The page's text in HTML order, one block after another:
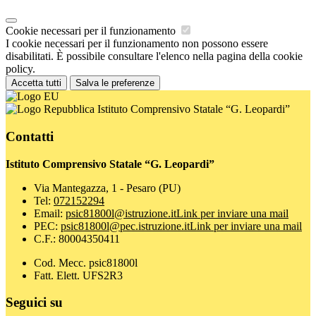
Cookie necessari per il funzionamento
I cookie necessari per il funzionamento non possono essere
disabilitati. È possibile consultare l'elenco nella pagina della cookie
policy.
Accetta tutti Salva le preferenze
Istituto Comprensivo Statale “G. Leopardi”
Contatti
Istituto Comprensivo Statale “G. Leopardi”
Via Mantegazza, 1 - Pesaro (PU)
Tel: 072152294
Email: psic81800l@istruzione.itLink per inviare una mail
PEC: psic81800l@pec.istruzione.itLink per inviare una mail
C.F.: 80004350411
Cod. Mecc. psic81800l
Fatt. Elett. UFS2R3
Seguici su